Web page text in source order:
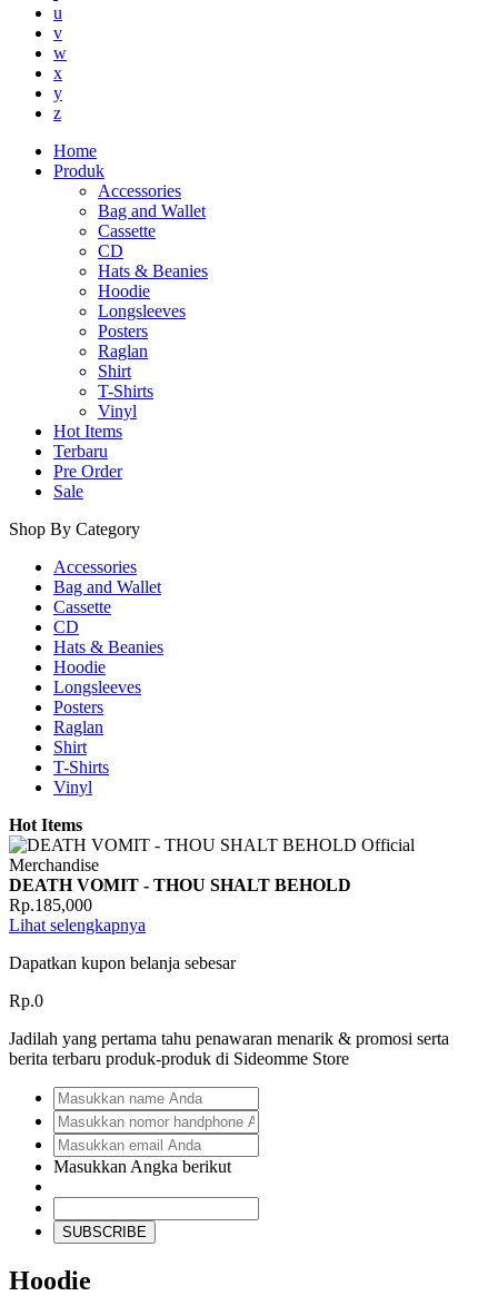
u
v
w
x
y
z
Home
Produk
Accessories
Bag and Wallet
Cassette
CD
Hats & Beanies
Hoodie
Longsleeves
Posters
Raglan
Shirt
T-Shirts
Vinyl
Hot Items
Terbaru
Pre Order
Sale
Shop By Category
Accessories
Bag and Wallet
Cassette
CD
Hats & Beanies
Hoodie
Longsleeves
Posters
Raglan
Shirt
T-Shirts
Vinyl
Hot Items
DEATH VOMIT - THOU SHALT BEHOLD
Rp.185,000
Lihat selengkapnya
Dapatkan kupon belanja sebesar
Rp.0
Jadilah yang pertama tahu penawaran menarik & promosi serta
berita terbaru produk-produk di Sideomme Store
Masukkan Angka berikut
SUBSCRIBE
Hoodie